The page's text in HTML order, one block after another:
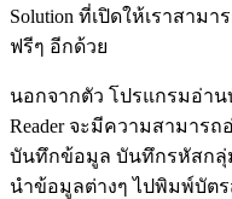
Solution ที่เปิดให้เราสาม
ฟรีๆ อีกด้วย
นอกจากตัว โปรแกรมอ่าน
Reader จะมีความสามาร
บันทึกข้อมูล บันทึกรหัสกลุ่
นำข้อมูลต่างๆ ไปพิมพ์บัต